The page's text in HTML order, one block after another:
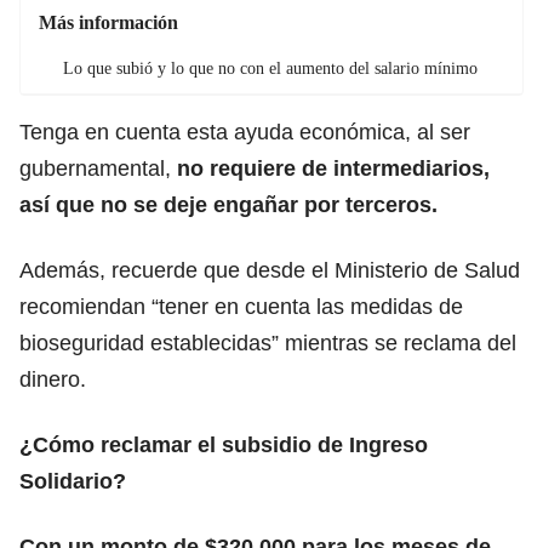
Más información
Lo que subió y lo que no con el aumento del salario mínimo
Tenga en cuenta esta ayuda económica, al ser
gubernamental, no requiere de intermediarios,
así que no se deje engañar por terceros.
Además, recuerde que desde el Ministerio de Salud
recomiendan “tener en cuenta las medidas de
bioseguridad establecidas” mientras se reclama del
dinero.
¿Cómo reclamar el subsidio de Ingreso
Solidario?